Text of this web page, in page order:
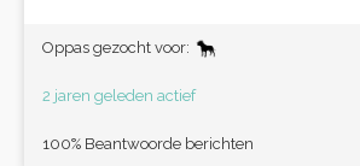
Oppas gezocht voor:
2 jaren geleden actief
100% Beantwoorde berichten